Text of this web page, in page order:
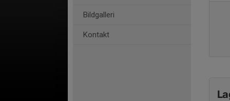
Bildgalleri
Kontakt